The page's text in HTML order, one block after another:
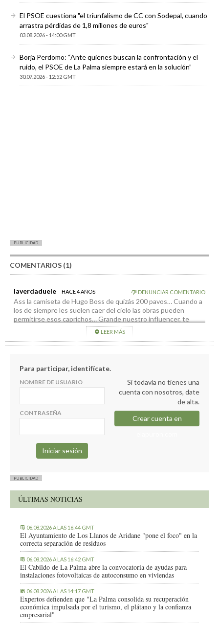
El PSOE cuestiona "el triunfalismo de CC con Sodepal, cuando
arrastra pérdidas de 1,8 millones de euros"
03.08.2026 - 14:00 GMT
Borja Perdomo: “Ante quienes buscan la confrontación y el
ruido, el PSOE de La Palma siempre estará en la solución”
30.07.2026 - 12:52 GMT
PUBLICIDAD
COMENTARIOS (1)
laverdaduele HACE 4 AÑOS DENUNCIAR COMENTARIO
Ass la camiseta de Hugo Boss de quizás 200 pavos… Cuando a
los de siempre les suelen caer del cielo las obras pueden
permitirse esos caprichos… Grande nuestro influencer, te
echaba de menos que no Salias posando desde ayer detrás de
LEER MÁS
Para participar, identifícate.
NOMBRE DE USUARIO
CONTRASEÑA
Si todavía no tienes una
cuenta con nosotros, date
de alta.
Crear cuenta en
PUBLICIDAD
ÚLTIMAS NOTICIAS
06.08.2026 A LAS 16:44 GMT
El Ayuntamiento de Los Llanos de Aridane "pone el foco" en la
correcta separación de residuos
06.08.2026 A LAS 16:42 GMT
El Cabildo de La Palma abre la convocatoria de ayudas para
instalaciones fotovoltaicas de autoconsumo en viviendas
06.08.2026 A LAS 14:17 GMT
Expertos defienden que "La Palma consolida su recuperación
económica impulsada por el turismo, el plátano y la confianza
empresarial"